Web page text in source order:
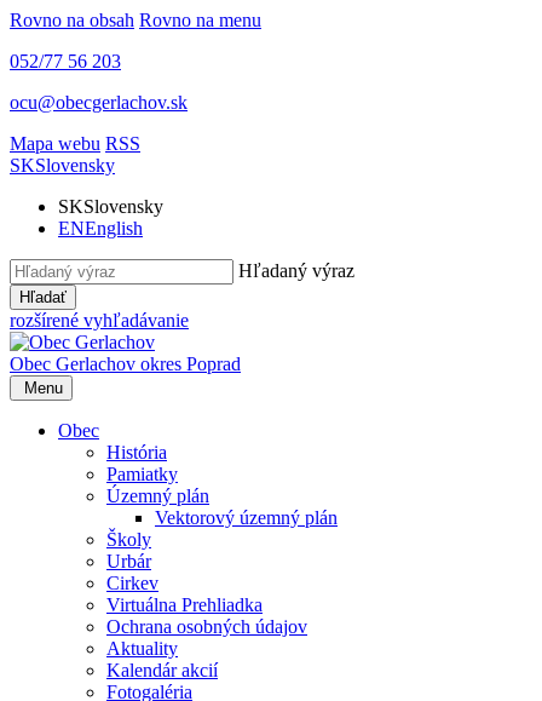
Rovno na obsah Rovno na menu
052/77 56 203
ocu@obecgerlachov.sk
Mapa webu RSS
SKSlovensky
SKSlovensky
ENEnglish
Hľadaný výraz
Hľadať
rozšírené vyhľadávanie
Obec Gerlachov okres Poprad
Menu
Obec
História
Pamiatky
Územný plán
Vektorový územný plán
Školy
Urbár
Cirkev
Virtuálna Prehliadka
Ochrana osobných údajov
Aktuality
Kalendár akcií
Fotogaléria